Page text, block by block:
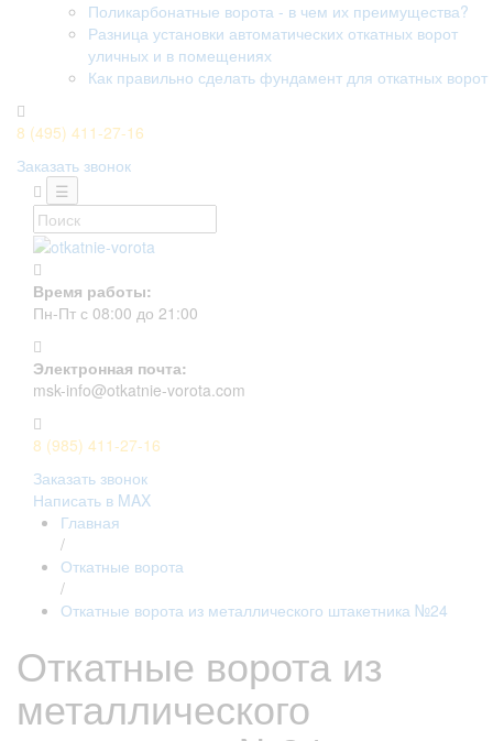
Поликарбонатные ворота - в чем их преимущества?
Разница установки автоматических откатных ворот
уличных и в помещениях
Как правильно сделать фундамент для откатных ворот
8 (495) 411-27-16
Заказать звонок
☰
Время работы:
Пн-Пт с 08:00 до 21:00
Электронная почта:
msk-info@otkatnie-vorota.com
8 (985) 411-27-16
Заказать звонок
Написать в MAX
Главная
/
Откатные ворота
/
Откатные ворота из металлического штакетника №24
Откатные ворота из
металлического